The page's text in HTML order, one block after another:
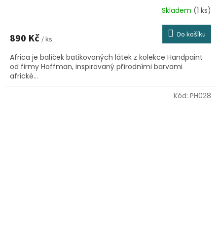
Skladem (1 ks)
890 Kč / ks Do košíku
Africa je balíček batikovaných látek z kolekce Handpaint
od firmy Hoffman, inspirovaný přírodními barvami
africké...
Kód: PH028